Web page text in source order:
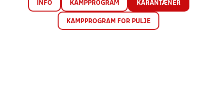
INFO KAMPPROGRAM KARANTÆNER
KAMPPROGRAM FOR PULJE